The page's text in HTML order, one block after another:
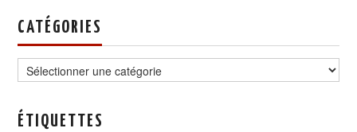
CATÉGORIES
ÉTIQUETTES